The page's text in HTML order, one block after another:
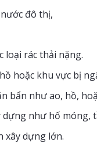
đô thị,
loại rác thải nặng.
hoặc khu vực bị
bẩn như ao, hồ,
như hố móng,
xây dựng lớn.